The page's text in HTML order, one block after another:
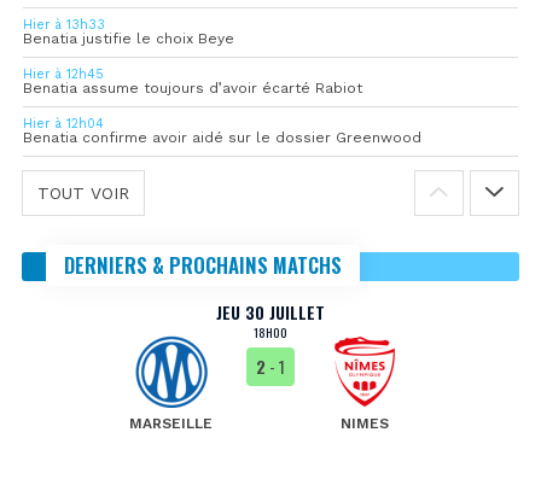
Hier à 13h33
Benatia justifie le choix Beye
Hier à 12h45
Benatia assume toujours d’avoir écarté Rabiot
Hier à 12h04
Benatia confirme avoir aidé sur le dossier Greenwood
TOUT VOIR
DERNIERS & PROCHAINS MATCHS
JEU 30 JUILLET
18H00
MARSEILLE
2 - 1
NIMES